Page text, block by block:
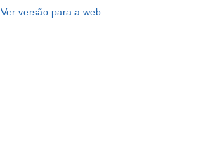
Ver versão para a web